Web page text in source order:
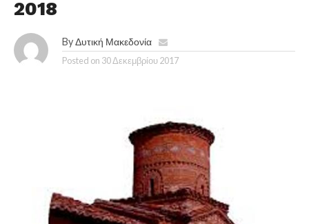
2018
By Δυτική Μακεδονία
Posted on 30 Δεκεμβρίου 2017